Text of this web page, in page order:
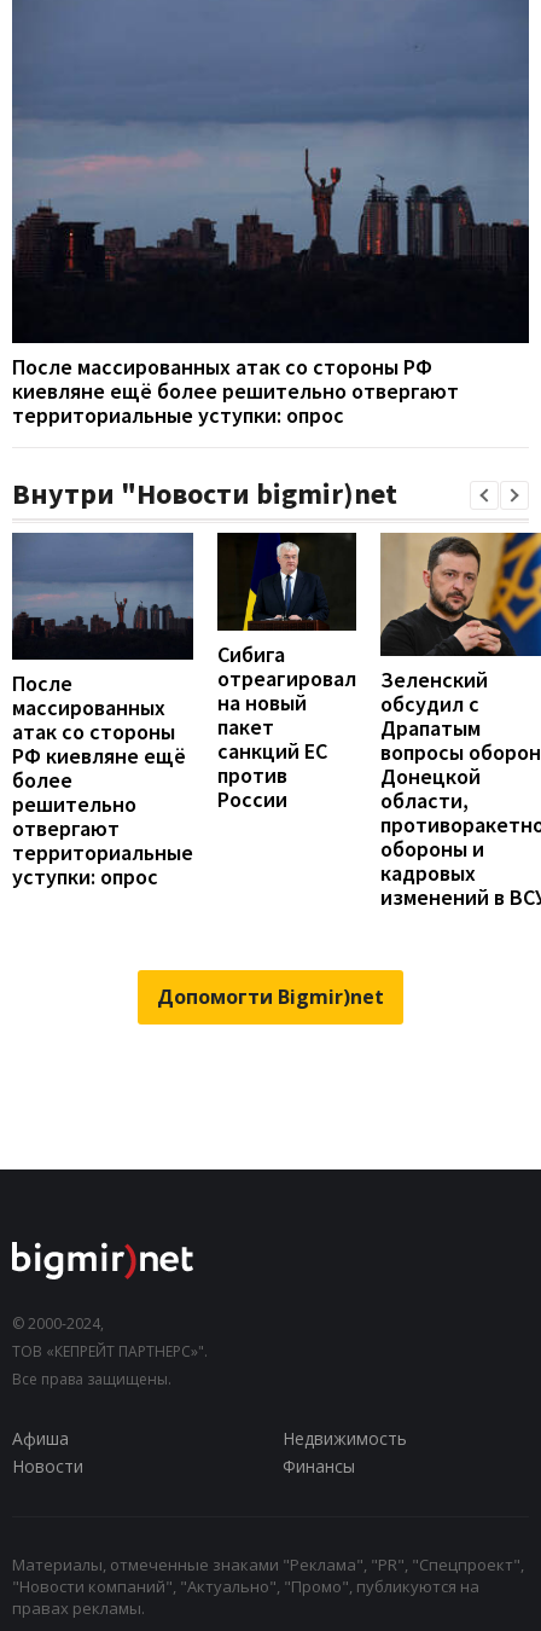
После массированных атак со стороны РФ
киевляне ещё более решительно отвергают
территориальные уступки: опрос
Внутри "Новости bigmir)net
После
массированных
атак со стороны
РФ киевляне ещё
более
решительно
отвергают
территориальные
уступки: опрос
Сибига
отреагировал
на новый
пакет
санкций ЕС
против
России
Зеленский
обсудил с
Драпатым
вопросы
Донецкой
области,
обороны и
кадровых
изменений в
Допомогти Bigmir)net
© 2000-2024,
ТОВ «КЕПРЕЙТ ПАРТНЕРС»".
Все права защищены.
Афиша
Недвижимость
Новости
Финансы
Материалы, отмеченные знаками "Реклама", "PR", "Спецпроект",
"Новости компаний", "Актуально", "Промо", публикуются на
правах рекламы.